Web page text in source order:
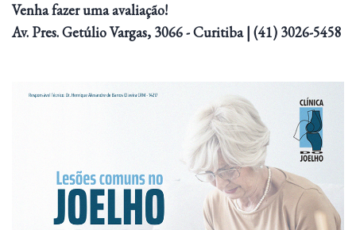
Venha fazer uma avaliação!
Av. Pres. Getúlio Vargas, 3066 - Curitiba | (41) 3026-5458